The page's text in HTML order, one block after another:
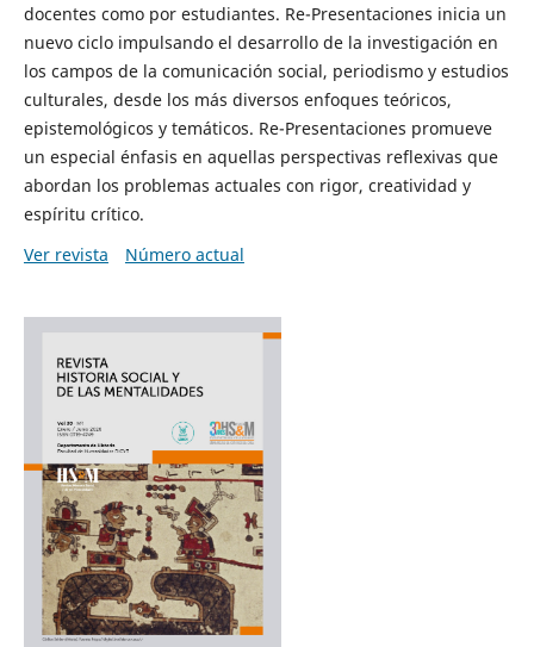
docentes como por estudiantes. Re-Presentaciones inicia un
nuevo ciclo impulsando el desarrollo de la investigación en
los campos de la comunicación social, periodismo y estudios
culturales, desde los más diversos enfoques teóricos,
epistemológicos y temáticos. Re-Presentaciones promueve
un especial énfasis en aquellas perspectivas reflexivas que
abordan los problemas actuales con rigor, creatividad y
espíritu crítico.
Ver revista
Número actual